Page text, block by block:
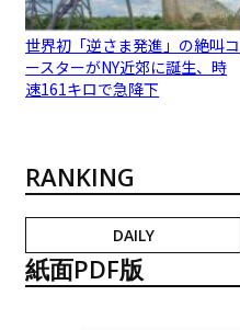
世界初「逆さま発進」の絶叫コ
ースターがNY近郊に誕生、時
速161キロで急降下
RANKING
DAILY
紙面PDF版